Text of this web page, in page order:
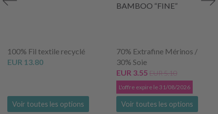
100% Fil textile recyclé
EUR 13.80
Voir toutes les options
BAMBOO “FINE”
70% Extrafine Mérinos /
30% Soie
EUR 3.55 EUR 5.10
L'offre expire le 31/08/2026
Voir toutes les options